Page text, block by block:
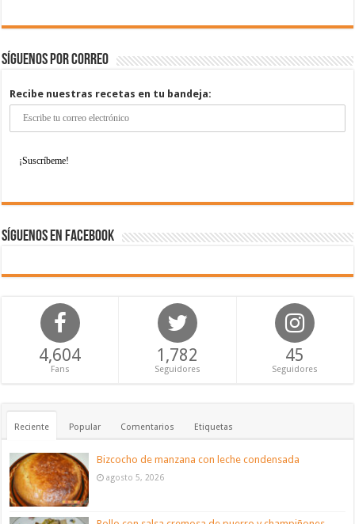
Síguenos por correo
Recibe nuestras recetas en tu bandeja:
Síguenos en Facebook
4,604
Fans
1,782
Seguidores
45
Seguidores
Reciente Popular Comentarios Etiquetas
Bizcocho de manzana con leche condensada
agosto 5, 2026